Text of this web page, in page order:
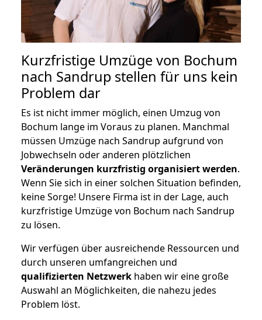
Kurzfristige Umzüge von Bochum
nach Sandrup stellen für uns kein
Problem dar
Es ist nicht immer möglich, einen Umzug von
Bochum lange im Voraus zu planen. Manchmal
müssen Umzüge nach Sandrup aufgrund von
Jobwechseln oder anderen plötzlichen
Veränderungen kurzfristig organisiert werden.
Wenn Sie sich in einer solchen Situation befinden,
keine Sorge! Unsere Firma ist in der Lage, auch
kurzfristige Umzüge von Bochum nach Sandrup
zu lösen.
Wir verfügen über ausreichende Ressourcen und
durch unseren umfangreichen und
qualifizierten Netzwerk haben wir eine große
Auswahl an Möglichkeiten, die nahezu jedes
Problem löst.